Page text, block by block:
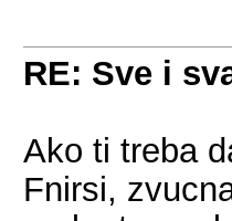
RE: Sve i
Ako ti treba
Fnirsi,